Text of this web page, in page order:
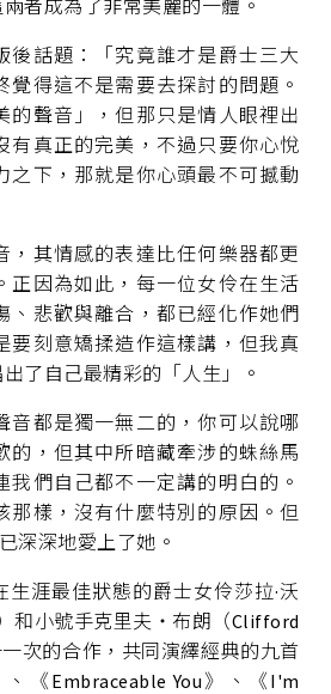
者成為了非常美麗的一體。
後話題：「究竟誰才是爵士三大
覺得這不是需要去探討的問題。
的聲音」，但那只是情人眼裡出
有真正的完美，不過只要你心悅
之下，那就是你心頭最不可撼動
，其情感的表達比任何樂器都更
正因為如此，每一位女伶在生活
、悲歡與離合，都已經化作她們
要刻意矯揉造作這樣講，但我真
了自己最精彩的「人生」。
音都是獨一無二的，你可以說哪
的，但其中所暗藏牽涉的蛛絲馬
我們自己都不一定講的明白的。
那樣，沒有什麼特別的原因。但
深深地愛上了她。
生涯最佳狀態的爵士女伶莎拉·沃
和小號手克里夫‧布朗（Clifford
次的合作，共同演繹經典的九首
《Embraceable You》、《I'm